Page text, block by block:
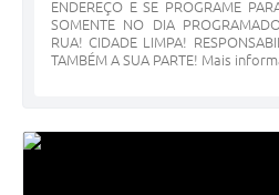
STS - 3º Setor
ENDEREÇO E SE PROGRAME
SOMENTE NO DIA
RUA! CIDADE LIMPA!
TAMBÉM A SUA PARTE! Mais